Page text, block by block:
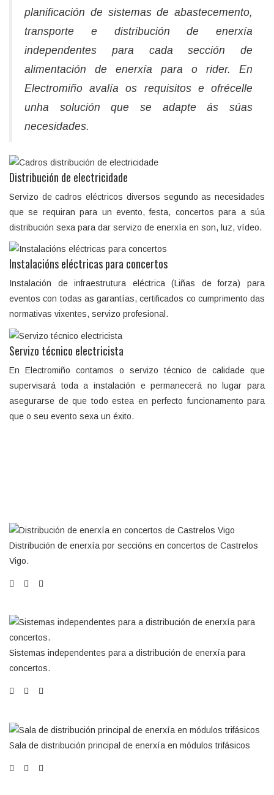
planificación de sistemas de abastecemento,
transporte e distribución de enerxía
independentes para cada sección de
alimentación de enerxía para o rider. En
Electromiño avalía os requisitos e ofrécelle
unha solución que se adapte ás súas
necesidades.
Distribución de electricidade
Servizo de cadros eléctricos diversos segundo as necesidades
que se requiran para un evento, festa, concertos para a súa
distribución sexa para dar servizo de enerxía en son, luz, vídeo.
Instalacións eléctricas para concertos
Instalación de infraestrutura eléctrica (Liñas de forza) para
eventos con todas as garantías, certificados co cumprimento das
normativas vixentes, servizo profesional.
Servizo técnico electricista
En Electromiño contamos o servizo técnico de calidade que
supervisará toda a instalación e permanecerá no lugar para
asegurarse de que todo estea en perfecto funcionamento para
que o seu evento sexa un éxito.
Distribución de enerxía por seccións en concertos de Castrelos
Vigo.
Sistemas independentes para a distribución de enerxía para
concertos.
Sala de distribución principal de enerxía en módulos trifásicos